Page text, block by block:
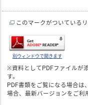
このマークがついている
別ウィンドウで開きます
※資料としてPDFファイルが
す。
PDF書類をご覧になる場合は
場合、最新バージョンをご利